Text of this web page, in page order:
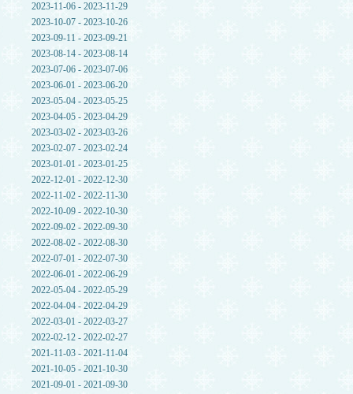
2023-11-06 - 2023-11-29
2023-10-07 - 2023-10-26
2023-09-11 - 2023-09-21
2023-08-14 - 2023-08-14
2023-07-06 - 2023-07-06
2023-06-01 - 2023-06-20
2023-05-04 - 2023-05-25
2023-04-05 - 2023-04-29
2023-03-02 - 2023-03-26
2023-02-07 - 2023-02-24
2023-01-01 - 2023-01-25
2022-12-01 - 2022-12-30
2022-11-02 - 2022-11-30
2022-10-09 - 2022-10-30
2022-09-02 - 2022-09-30
2022-08-02 - 2022-08-30
2022-07-01 - 2022-07-30
2022-06-01 - 2022-06-29
2022-05-04 - 2022-05-29
2022-04-04 - 2022-04-29
2022-03-01 - 2022-03-27
2022-02-12 - 2022-02-27
2021-11-03 - 2021-11-04
2021-10-05 - 2021-10-30
2021-09-01 - 2021-09-30